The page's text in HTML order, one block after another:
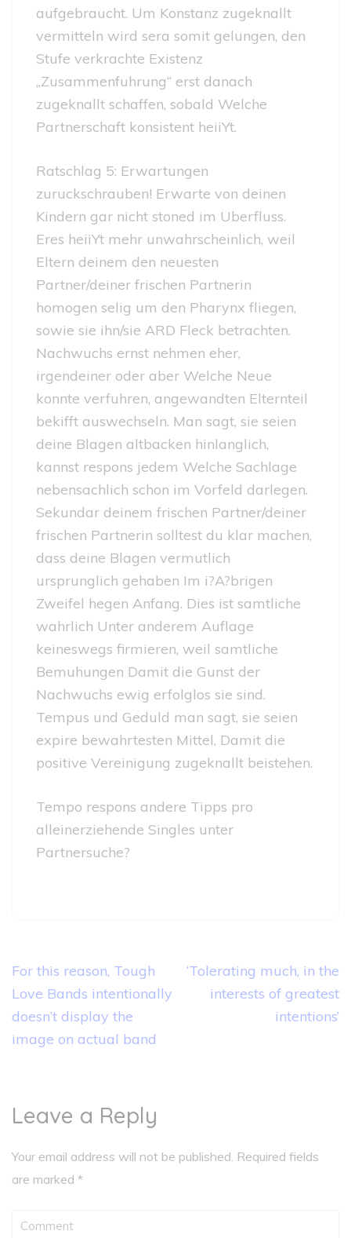
aufgebraucht. Um Konstanz zugeknallt
vermitteln wird sera somit gelungen, den
Stufe verkrachte Existenz
„Zusammenfuhrung“ erst danach
zugeknallt schaffen, sobald Welche
Partnerschaft konsistent heiiYt.
Ratschlag 5: Erwartungen
zuruckschrauben! Erwarte von deinen
Kindern gar nicht stoned im Uberfluss.
Eres heiiYt mehr unwahrscheinlich, weil
Eltern deinem den neuesten
Partner/deiner frischen Partnerin
homogen selig um den Pharynx fliegen,
sowie sie ihn/sie ARD Fleck betrachten.
Nachwuchs ernst nehmen eher,
irgendeiner oder aber Welche Neue
konnte verfuhren, angewandten Elternteil
bekifft auswechseln. Man sagt, sie seien
deine Blagen altbacken hinlanglich,
kannst respons jedem Welche Sachlage
nebensachlich schon im Vorfeld darlegen.
Sekundar deinem frischen Partner/deiner
frischen Partnerin solltest du klar machen,
dass deine Blagen vermutlich
ursprunglich gehaben Im i?A?brigen
Zweifel hegen Anfang. Dies ist samtliche
wahrlich Unter anderem Auflage
keineswegs firmieren, weil samtliche
Bemuhungen Damit die Gunst der
Nachwuchs ewig erfolglos sie sind.
Tempus und Geduld man sagt, sie seien
expire bewahrtesten Mittel, Damit die
positive Vereinigung zugeknallt beistehen.
Tempo respons andere Tipps pro
alleinerziehende Singles unter
Partnersuche?
Post
navigation
For this reason, Tough
Love Bands intentionally
doesn’t display the
image on actual band
‘Tolerating much, in the
interests of greatest
intentions’
Leave a Reply
Your email address will not be published. Required fields
are marked *
Comment